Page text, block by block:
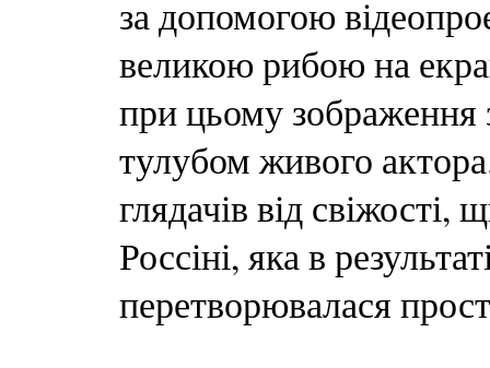
за допомогою
великою рибою на
при цьому зображення
тулубом живого
глядачів від свіжості,
Россіні, яка в
перетворювалася